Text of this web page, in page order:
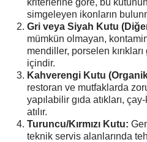
simgeleyen ikonların
Gri veya Siyah Kutu
mümkün olmayan,
mendiller, porselen
içindir.
Kahverengi Kutu
restoran ve mutfaklarda
yapılabilir gıda atıkları,
atılır.
Turuncu/Kırmızı Kutu:
teknik servis alanlarında